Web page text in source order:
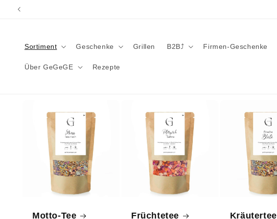
zum
Sortiment Geschenke Grillen B2B⤴︎ Firmen-Geschenke
Über GeGeGE Rezepte
Motto-Tee Früchtetee Kräutertee